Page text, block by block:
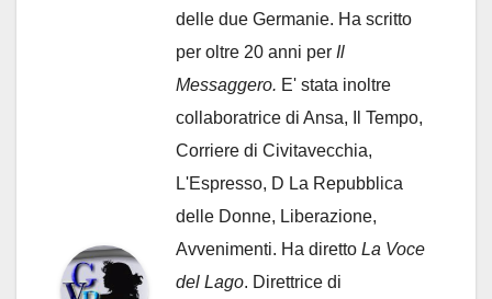
delle due Germanie. Ha scritto
per oltre 20 anni per Il
Messaggero. E' stata inoltre
collaboratrice di Ansa, Il Tempo,
Corriere di Civitavecchia,
L'Espresso, D La Repubblica
delle Donne, Liberazione,
Avvenimenti. Ha diretto La Voce
del Lago. Direttrice di